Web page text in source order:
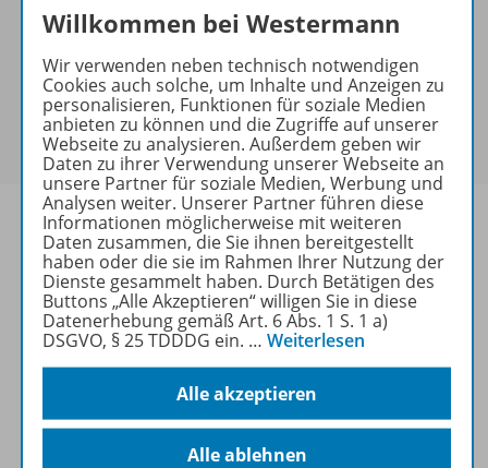
Hinweis zu Sonderkonditionen
Bei Bezahlung über Paypal und Kreditkarte können
keine Sonderkonditionen gewährt werden.
Sie haben ein passendesSpar-Paket?
Um den für Sie gültigen Preis zu sehen,melden Sie
sich bitte an.
Informationen
Weitere Inhalte der Ausgabe
Willkommen bei Westermann
Wir verwenden neben technisch notwendigen
Cookies auch solche, um Inhalte und Anzeigen zu
personalisieren, Funktionen für soziale Medien
anbieten zu können und die Zugriffe auf unserer
Webseite zu analysieren. Außerdem geben wir
Daten zu ihrer Verwendung unserer Webseite an
unsere Partner für soziale Medien, Werbung und
Analysen weiter. Unserer Partner führen diese
Informationen möglicherweise mit weiteren
Daten zusammen, die Sie ihnen bereitgestellt
haben oder die sie im Rahmen Ihrer Nutzung der
Dienste gesammelt haben. Durch Betätigen des
Buttons „Alle Akzeptieren“ willigen Sie in diese
Datenerhebung gemäß Art. 6 Abs. 1 S. 1 a)
DSGVO, § 25 TDDDG ein. … Weiterlesen
Alle akzeptieren
Alle ablehnen